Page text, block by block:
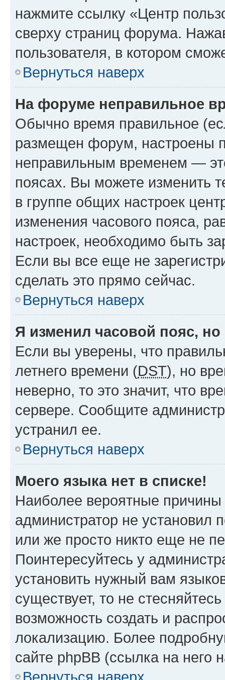
нажмите ссылку «Центр
сверху страниц форума.
пользователя, в котором
Вернуться наверх
На форуме неправильное
Обычно время правильное
размещен форум, настроены
неправильным временем —
поясах. Вы можете изменить
в группе общих настроек
изменения часового пояса,
настроек, необходимо быть
Если вы все еще не
сделать это прямо сейчас.
Вернуться наверх
Я изменил часовой пояс,
Если вы уверены, что
летнего времени (DST), но
неверно, то это значит, что
сервере. Сообщите
устранил ее.
Вернуться наверх
Моего языка нет в списке!
Наиболее вероятные причины
администратор не установил
или же просто никто еще не
Поинтересуйтесь у
установить нужный вам
существует, то не
возможность создать и
локализацию. Более
сайте phpBB (ссылка на него
Вернуться наверх